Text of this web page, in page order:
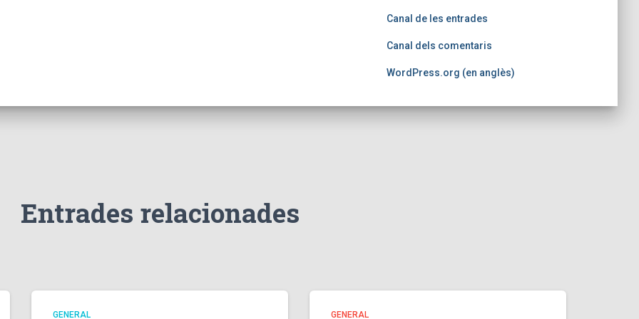
Canal de les entrades
Canal dels comentaris
WordPress.org (en anglès)
Entrades relacionades
GENERAL GENERAL